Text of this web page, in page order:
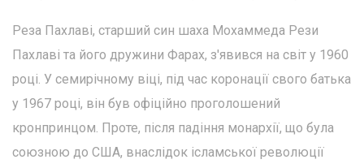
Реза Пахлаві, старший син шаха Мохаммеда Рези
Пахлаві та його дружини Фарах, з'явився на світ у 1960
році. У семирічному віці, під час коронації свого батька
у 1967 році, він був офіційно проголошений
кронпринцом. Проте, після падіння монархії, що була
союзною до США, внаслідок ісламської революції